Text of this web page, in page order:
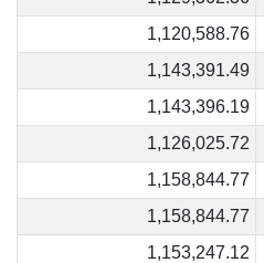
1,120,588.76
1,143,391.49
1,143,396.19
1,126,025.72
1,158,844.77
1,158,844.77
1,153,247.12